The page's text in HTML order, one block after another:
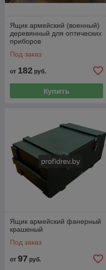
Ящик армейский (военный)
деревянный для оптических
приборов
Под заказ
от 182 руб.
Купить
Ящик армейский фанерный
крашеный
Под заказ
от 97 руб.